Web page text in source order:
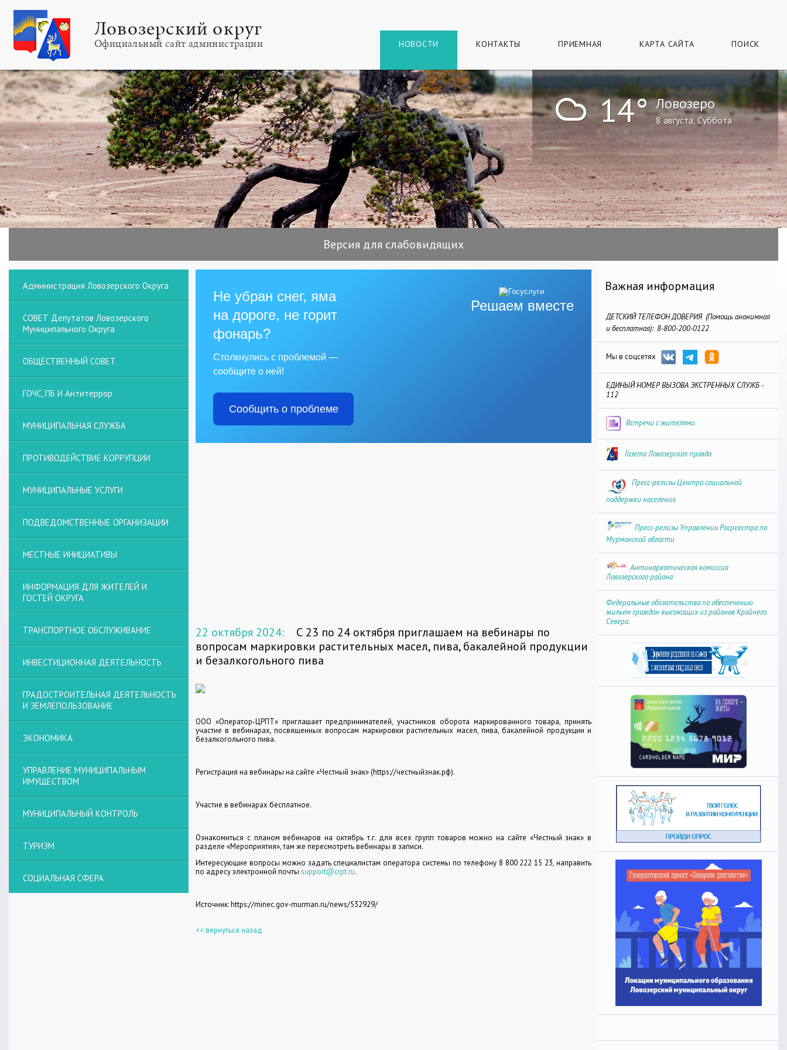
Ловозерский округ
Официальный сайт администрации НОВОСТИ КОНТАКТЫ ПРИЕМНАЯ КАРТА САЙТА ПОИСК
! 14° Ловозеро
8 августа, Суббота
Версия для слабовидящих
Решаем вместе
Не убран снег, яма
на дороге, не горит
фонарь?
Столкнулись с проблемой —
сообщите о ней!
Сообщить о проблеме
22 октября 2024:
С 23 по 24 октября приглашаем на вебинары по
вопросам маркировки растительных масел, пива, бакалейной продукции
и безалкогольного пива
ООО «Оператор-ЦРПТ» приглашает предпринимателей, участников оборота маркированного товара, принять
участие в вебинарах, посвященных вопросам маркировки растительных масел, пива, бакалейной продукции и
безалкогольного пива.
Регистрация на вебинары на сайте «Честный знак» (httрs://честныйзнак.рф).
Участие в вебинарах бесплатное.
Ознакомиться с планом вебинаров на октябрь т.г. для всех групп товаров можно на сайте «Честный знак» в
разделе «Мероприятия», там же пересмотреть вебинары в записи.
Интересующие вопросы можно задать специалистам оператора системы по телефону 8 800 222 15 23, направить
по адресу электронной почты support@crpt.ru.
Источник: https://minec.gov-murman.ru/news/532929/
<< вернуться назад
Администрация Ловозерского Округа
СОВЕТ Депутатов Ловозерского
Муниципального Округа
ОБЩЕСТВЕННЫЙ СОВЕТ
ГОЧС, ПБ И Антитеррор
МУНИЦИПАЛЬНАЯ СЛУЖБА
ПРОТИВОДЕЙСТВИЕ КОРРУПЦИИ
МУНИЦИПАЛЬНЫЕ УСЛУГИ
ПОДВЕДОМСТВЕННЫЕ ОРГАНИЗАЦИИ
МЕСТНЫЕ ИНИЦИАТИВЫ
ИНФОРМАЦИЯ ДЛЯ ЖИТЕЛЕЙ И
ГОСТЕЙ ОКРУГА
ТРАНСПОРТНОЕ ОБСЛУЖИВАНИЕ
ИНВЕСТИЦИОННАЯ ДЕЯТЕЛЬНОСТЬ
ГРАДОСТРОИТЕЛЬНАЯ ДЕЯТЕЛЬНОСТЬ
И ЗЕМЛЕПОЛЬЗОВАНИЕ
ЭКОНОМИКА
УПРАВЛЕНИЕ МУНИЦИПАЛЬНЫМ
ИМУЩЕСТВОМ
МУНИЦИПАЛЬНЫЙ КОНТРОЛЬ
ТУРИЗМ
СОЦИАЛЬНАЯ СФЕРА
Важная информация
ДЕТСКИЙ ТЕЛЕФОН ДОВЕРИЯ (Помощь анонимная
и бесплатная): 8-800-200-0122
Мы в соцсетях
ЕДИНЫЙ НОМЕР ВЫЗОВА ЭКСТРЕННЫХ СЛУЖБ -
112
Встречи с жителями
Газета Ловозерская правда
Пресс-релизы Центра социальной
поддержки населения
Пресс-релизы Управления Росреестра по
Мурманской области
Антинаркотическая комиссия
Ловозерского района
Федеральные обязательства по обеспечению
жильем граждан выезжащих из районов Крайнего
Севера.